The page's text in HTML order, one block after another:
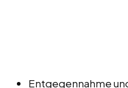
Entgegennahme